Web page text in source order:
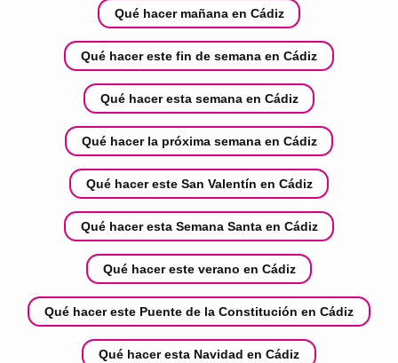
Qué hacer mañana en Cádiz
Qué hacer este fin de semana en Cádiz
Qué hacer esta semana en Cádiz
Qué hacer la próxima semana en Cádiz
Qué hacer este San Valentín en Cádiz
Qué hacer esta Semana Santa en Cádiz
Qué hacer este verano en Cádiz
Qué hacer este Puente de la Constitución en Cádiz
Qué hacer esta Navidad en Cádiz